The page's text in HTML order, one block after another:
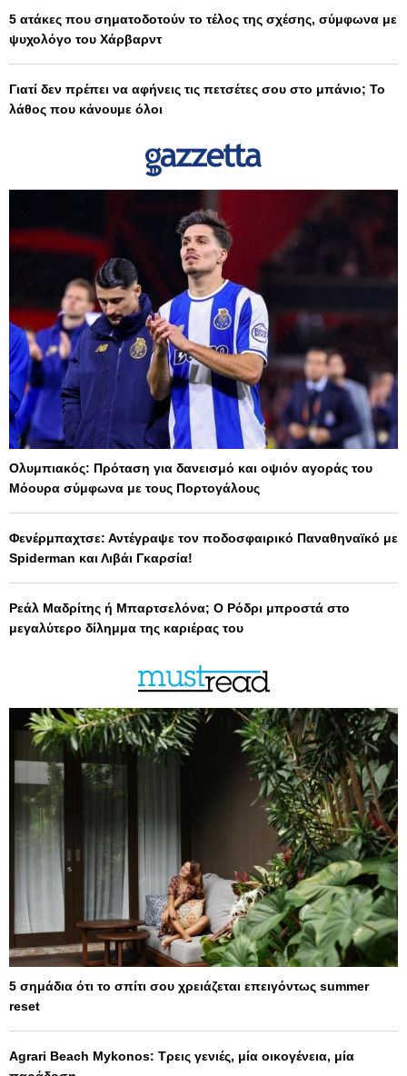
5 ατάκες που σηματοδοτούν το τέλος της σχέσης, σύμφωνα με
ψυχολόγο του Χάρβαρντ
Γιατί δεν πρέπει να αφήνεις τις πετσέτες σου στο μπάνιο; Το
λάθος που κάνουμε όλοι
Ολυμπιακός: Πρόταση για δανεισμό και οψιόν αγοράς του
Μόουρα σύμφωνα με τους Πορτογάλους
Φενέρμπαχτσε: Αντέγραψε τον ποδοσφαιρικό Παναθηναϊκό με
Spiderman και Λιβάι Γκαρσία!
Ρεάλ Μαδρίτης ή Μπαρτσελόνα; Ο Ρόδρι μπροστά στο
μεγαλύτερο δίλημμα της καριέρας του
5 σημάδια ότι το σπίτι σου χρειάζεται επειγόντως summer
reset
Agrari Beach Mykonos: Τρεις γενιές, μία οικογένεια, μία